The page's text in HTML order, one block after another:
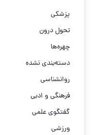
پزشکی
تحول درون
چهره‌ها
دسته‌بندی نشده
روانشناسی
فرهنگی و ادبی
گفتگوی علمی
ورزشی